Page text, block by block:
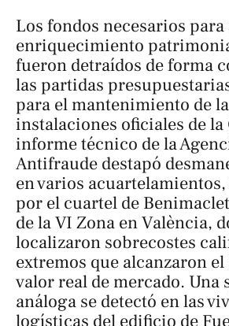
Los fondos necesarios para
enriquecimiento
fueron detraídos de forma
las partidas
para el mantenimiento de
instalaciones oficiales de la
informe técnico de la
Antifraude destapó
en varios
por el cuartel de
de la VI Zona en València,
localizaron sobrecostes
extremos que alcanzaron
valor real de mercado. Una
análoga se detectó en las
logísticas del edificio de